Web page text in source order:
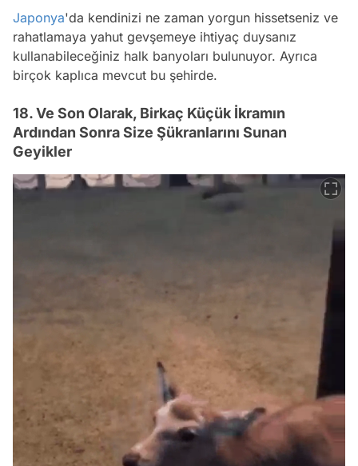
Japonya'da kendinizi ne zaman yorgun hissetseniz ve
rahatlamaya yahut gevşemeye ihtiyaç duysanız
kullanabileceğiniz halk banyoları bulunuyor. Ayrıca
birçok kaplıca mevcut bu şehirde.
18. Ve Son Olarak, Birkaç Küçük İkramın
Ardından Sonra Size Şükranlarını Sunan
Geyikler